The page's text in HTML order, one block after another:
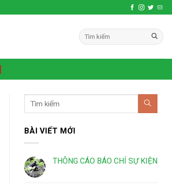
BÀI VIẾT MỚI
THÔNG CÁO BÁO CHÍ SỰ KIỆN